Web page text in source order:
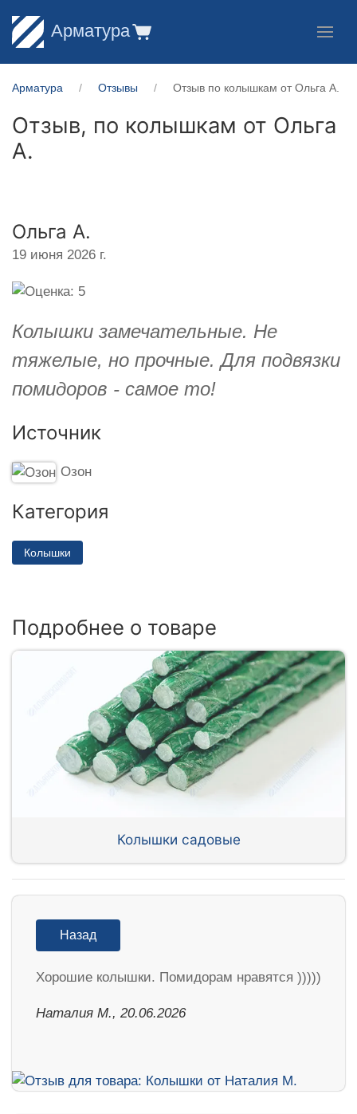
Арматура
Арматура Отзывы Отзыв по колышкам от Ольга А.
Отзыв, по колышкам от Ольга
А.
Ольга А.
19 июня 2026 г.
Колышки замечательные. Не
тяжелые, но прочные. Для подвязки
помидоров - самое то!
Источник
Озон
Категория
Колышки
Подробнее о товаре
Колышки садовые
Назад
Хорошие колышки. Помидорам нравятся )))))
Наталия М., 20.06.2026